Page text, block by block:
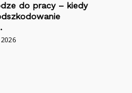
do pracy – kiedy